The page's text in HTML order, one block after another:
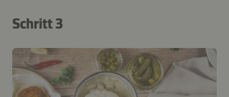
Schritt 3